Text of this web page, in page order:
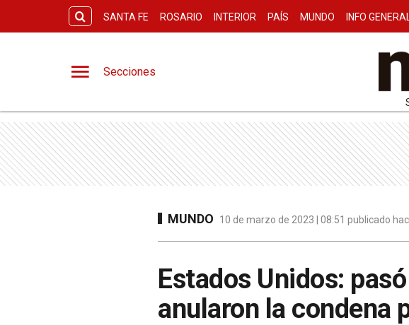
SANTA FE ROSARIO INTERIOR PAÍS MUNDO INFO
Secciones
MUNDO 10 de marzo de 2023 | 08:51 publicado
Estados Unidos:
anularon la condena